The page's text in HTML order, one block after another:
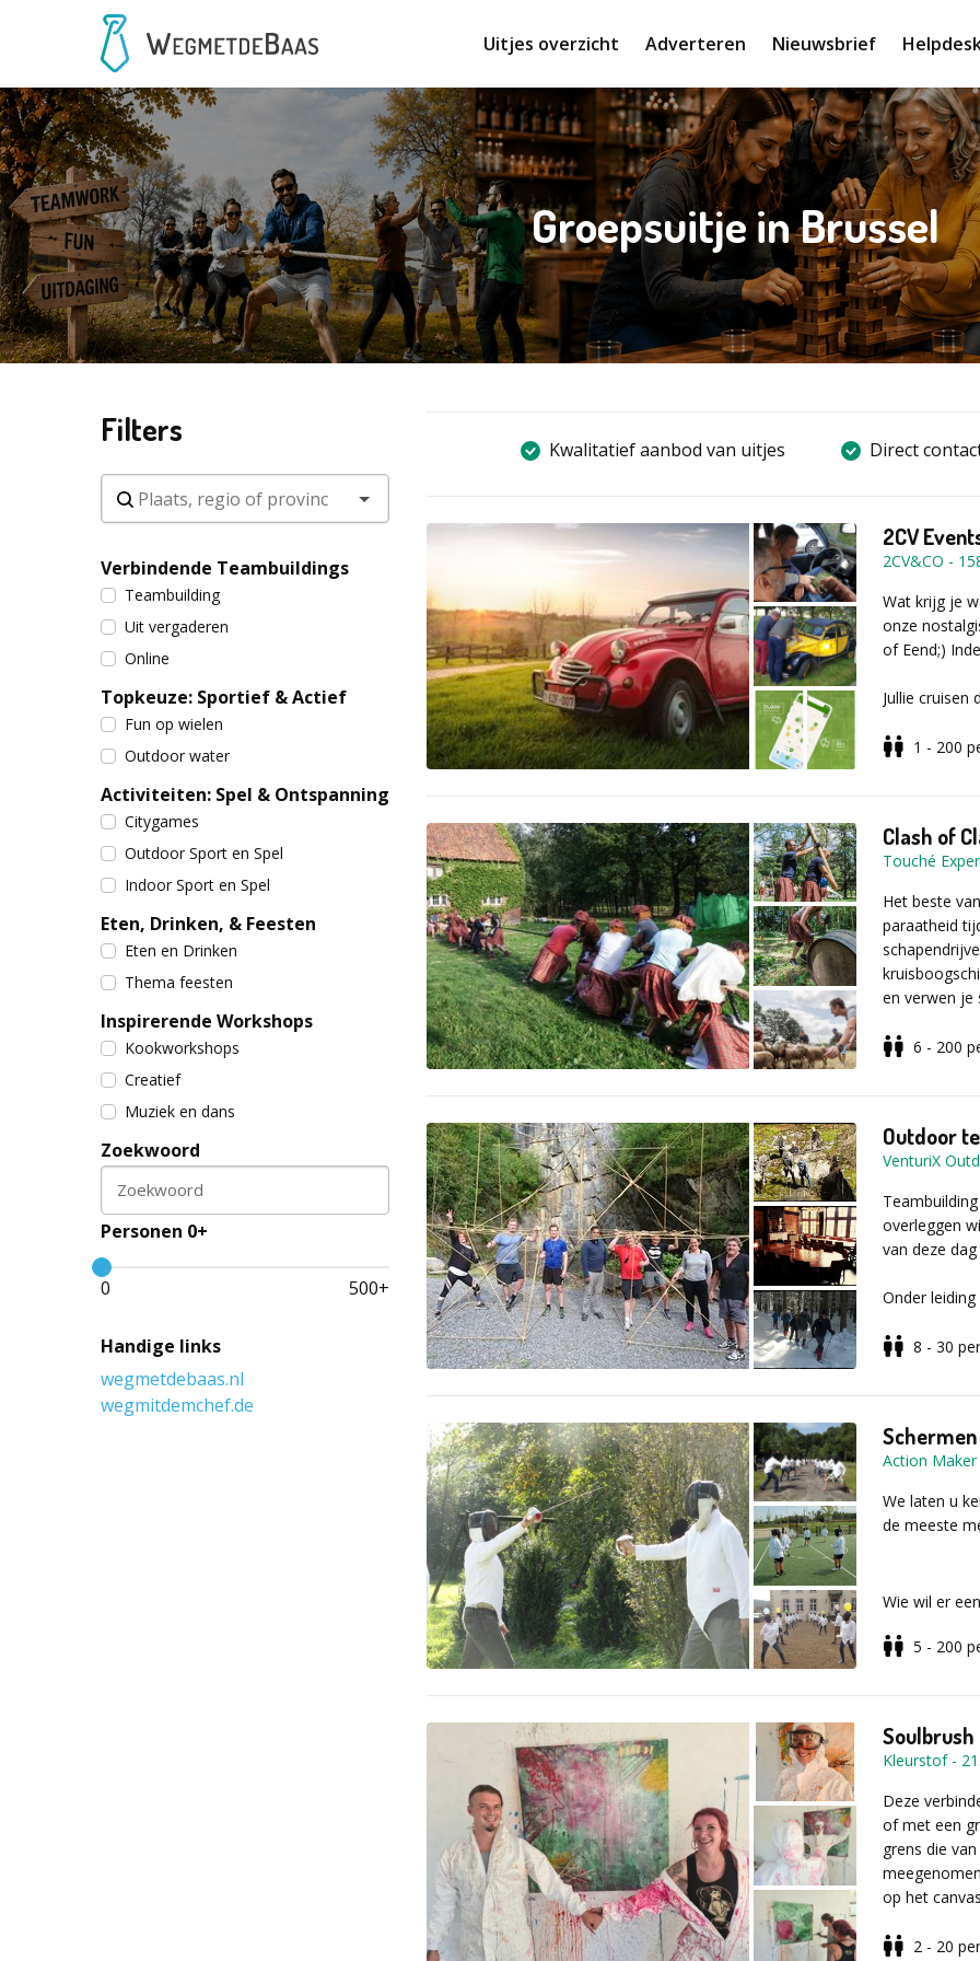
Uitjes overzicht Adverteren Nieuwsbrief
Groepsuitje in Brussel
Filters
Verbindende Teambuildings
Teambuilding
Uit vergaderen
Online
Topkeuze: Sportief & Actief
Fun op wielen
Outdoor water
Activiteiten: Spel & Ontspanning
Citygames
Outdoor Sport en Spel
Indoor Sport en Spel
Eten, Drinken, & Feesten
Eten en Drinken
Thema feesten
Inspirerende Workshops
Kookworkshops
Creatief
Muziek en dans
Zoekwoord
Zoekwoord
Personen 0+
0 500+
Handige links
wegmetdebaas.nl
wegmitdemchef.de
Kwalitatief aanbod van uitjes Direct
2CV
2CV&CO -
Wat krijg je
onze
of Eend;)
Jullie cruisen
het
vierwieler.
live feedback
Eens terug
te weten wie
wereld is.
Vul voor
1 - 200
Clash of
Touché
Het beste
paraatheid
en verwen je
tijdens deze
De toon
bijgehouden
groep. Vul
6 - 200
Outdoor
VenturiX
overleggen
van deze
Onder
verbeteren
passen de
Vul voor
8 - 30
Schermen
Action Maker
We laten u
de meeste
Wie wil er
houding
basispassen
uitval
parades
Voor elke
5 - 200
Kleurstof-
Deze
of met een
grens die
op het
2 - 20